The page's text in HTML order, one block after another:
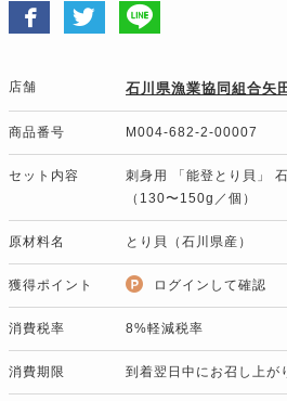
店舗 石川県漁業協同組合矢
商品番号 M004-682-2-00007
セット内容
刺身用 「能登とり貝」
（130〜150g／個）
原材料名 とり貝（石川県産）
獲得ポイント ログインして確認
消費税率 8%軽減税率
消費期限 到着翌日中にお召し上が